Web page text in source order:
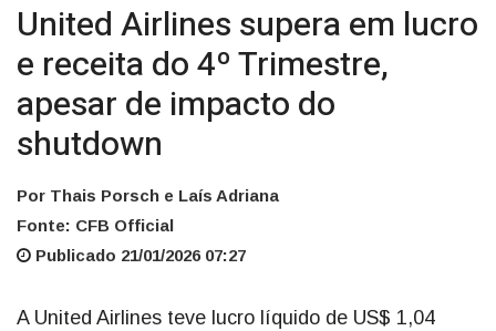
United Airlines supera em lucro
e receita do 4º Trimestre,
apesar de impacto do
shutdown
Por Thais Porsch e Laís Adriana
Fonte: CFB Official
Publicado 21/01/2026 07:27
A United Airlines teve lucro líquido de US$ 1,04